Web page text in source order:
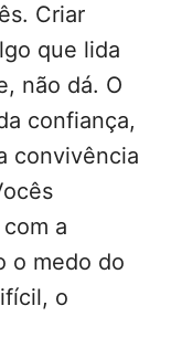
Criar
que lida
não dá. O
confiança,
convivência
a
o medo do
o